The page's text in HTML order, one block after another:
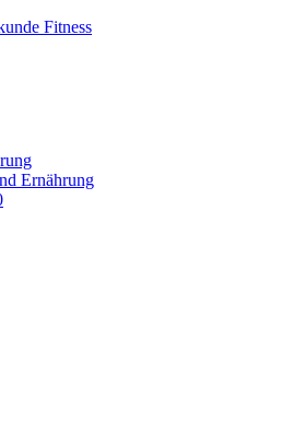
Ernährung